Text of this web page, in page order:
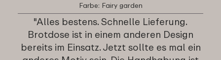
Farbe: Fairy garden
"Alles bestens. Schnelle Lieferung.
Brotdose ist in einem anderen Design
bereits im Einsatz. Jetzt sollte es mal ein